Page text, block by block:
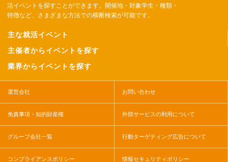
活イベントを探すことができます。開催地・対象学生・種類・
特徴など、さまざまな方法での横断検索が可能です。
主な就活イベント
主催者からイベントを探す
業界からイベントを探す
運営会社 お問い合わせ
免責事項・知的財産権 外部サービスの利用について
グループ会社一覧 行動ターゲティング広告について
コンプライアンスポリシー 情報セキュリティポリシー